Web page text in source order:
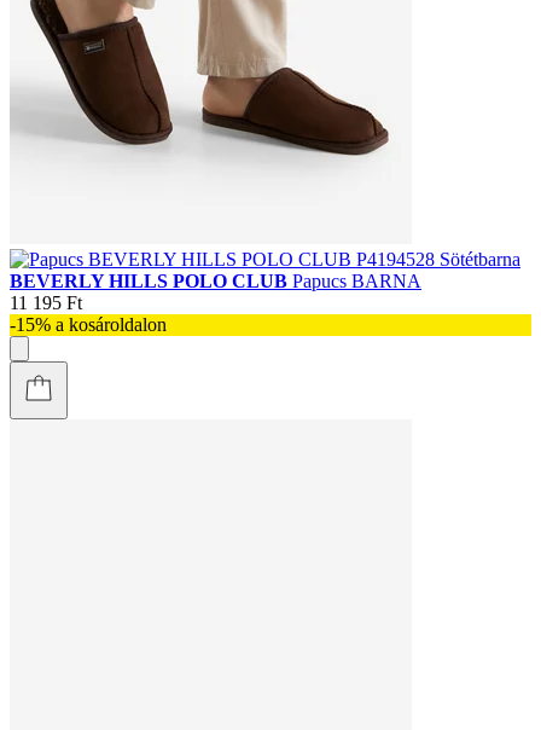
BEVERLY HILLS POLO CLUB Papucs BARNA
11 195 Ft
-15% a kosároldalon